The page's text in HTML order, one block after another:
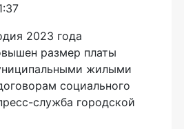
2023 года
размер платы
жилыми
социального
служба городской